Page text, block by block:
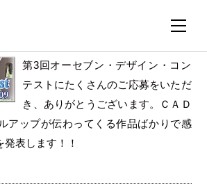
第3回オーセブン・デザイン・コン
テストにたくさんのご応募をいただ
き、ありがとうございます。
ＣＡＤ
アップが伝わってくる作品ばかりで感
表します！！